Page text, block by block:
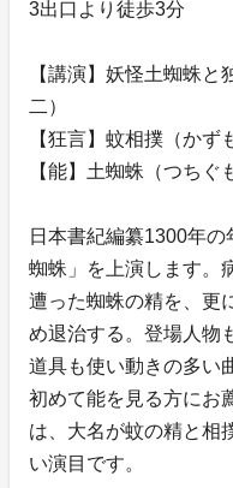
3出口より徒歩3分
【講演】妖怪土蜘蛛
二）
【狂言】蚊相撲（かず
【能】土蜘蛛（つちぐ
日本書紀編纂1300年
蜘蛛」を上演します。
遭った蜘蛛の精を、更
め退治する。登場人物
道具も使い動きの多い
初めて能を見る方にお
は、大名が蚊の精と相
い演目です。